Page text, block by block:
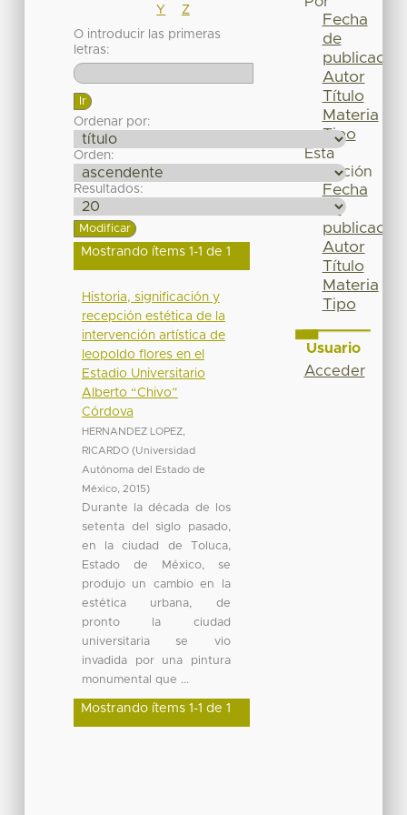
Y
Z
O introducir las primeras
letras:
Ordenar por:
Orden:
Resultados:
Mostrando ítems 1-1 de 1
Historia, significación y
recepción estética de la
intervención artística de
leopoldo flores en el
Estadio Universitario
Alberto “Chivo”
Córdova
HERNANDEZ LOPEZ,
RICARDO (Universidad
Autónoma del Estado de
México, 2015)
Durante la década de los
setenta del siglo pasado,
en la ciudad de Toluca,
Estado de México, se
produjo un cambio en la
estética urbana, de
pronto la ciudad
universitaria se vio
invadida por una pintura
monumental que ...
Mostrando ítems 1-1 de 1
Fecha
de
publicación
Autor
Título
Materia
Tipo
Esta
colección
Fecha
de
publicación
Autor
Título
Materia
Tipo
Usuario
Acceder